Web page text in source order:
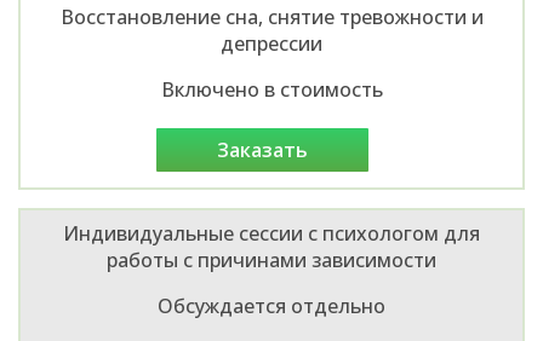
Восстановление сна, снятие тревожности и
депрессии
Включено в стоимость
заказать
Индивидуальные сессии с психологом для
работы с причинами зависимости
Обсуждается отдельно